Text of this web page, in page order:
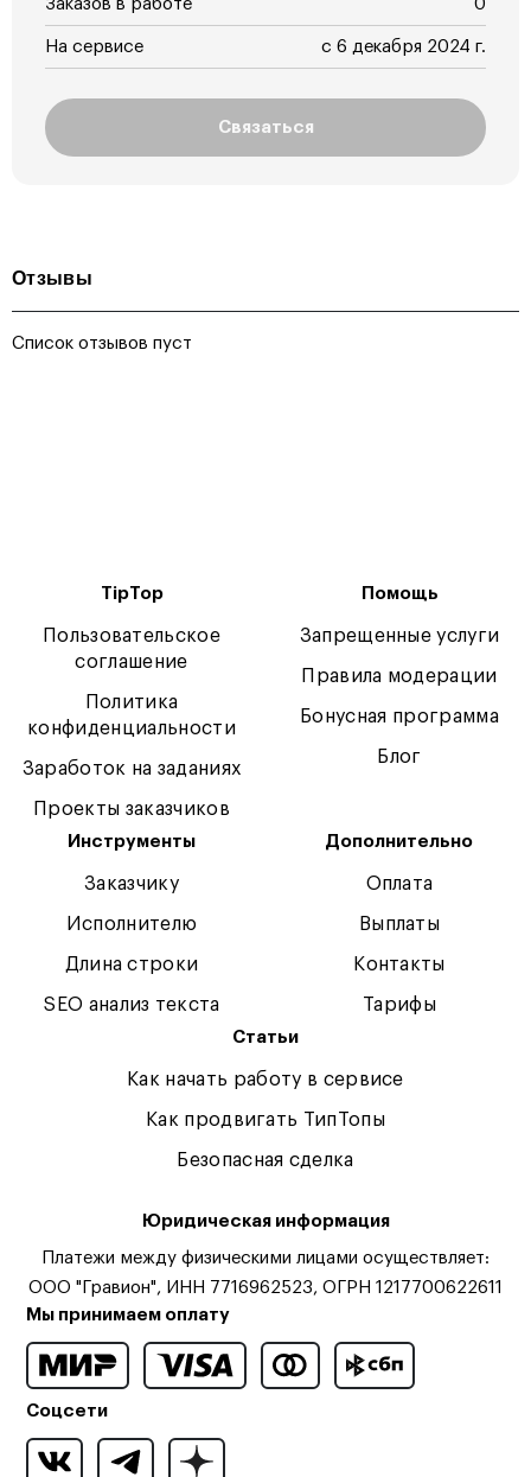
Заказов в работе 0
На сервисе с 6 декабря 2024 г.
Связаться
Отзывы
Список отзывов пуст
TipTop
Пользовательское
соглашение
Политика
конфиденциальности
Заработок на заданиях
Проекты заказчиков
Помощь
Запрещенные услуги
Правила модерации
Бонусная программа
Блог
Инструменты
Заказчику
Исполнителю
Длина строки
SEO анализ текста
Дополнительно
Оплата
Выплаты
Контакты
Тарифы
Статьи
Как начать работу в сервисе
Как продвигать ТипТопы
Безопасная сделка
Юридическая информация
Платежи между физическими лицами осуществляет:
ООО "Гравион", ИНН 7716962523, ОГРН 1217700622611
Мы принимаем оплату
Соцсети